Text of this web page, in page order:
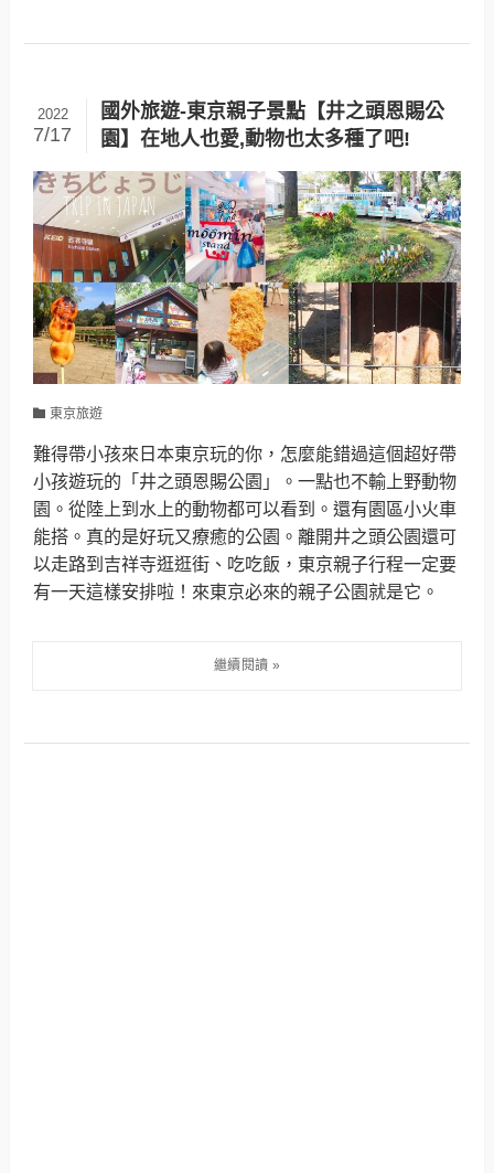
國外旅遊-東京親子景點【井之頭恩賜公
園】在地人也愛,動物也太多種了吧!
2022
7/17
東京旅遊
難得帶小孩來日本東京玩的你，怎麼能錯過這個超好帶
小孩遊玩的「井之頭恩賜公園」。一點也不輸上野動物
園。從陸上到水上的動物都可以看到。還有園區小火車
能搭。真的是好玩又療癒的公園。離開井之頭公園還可
以走路到吉祥寺逛逛街、吃吃飯，東京親子行程一定要
有一天這樣安排啦！來東京必來的親子公園就是它。